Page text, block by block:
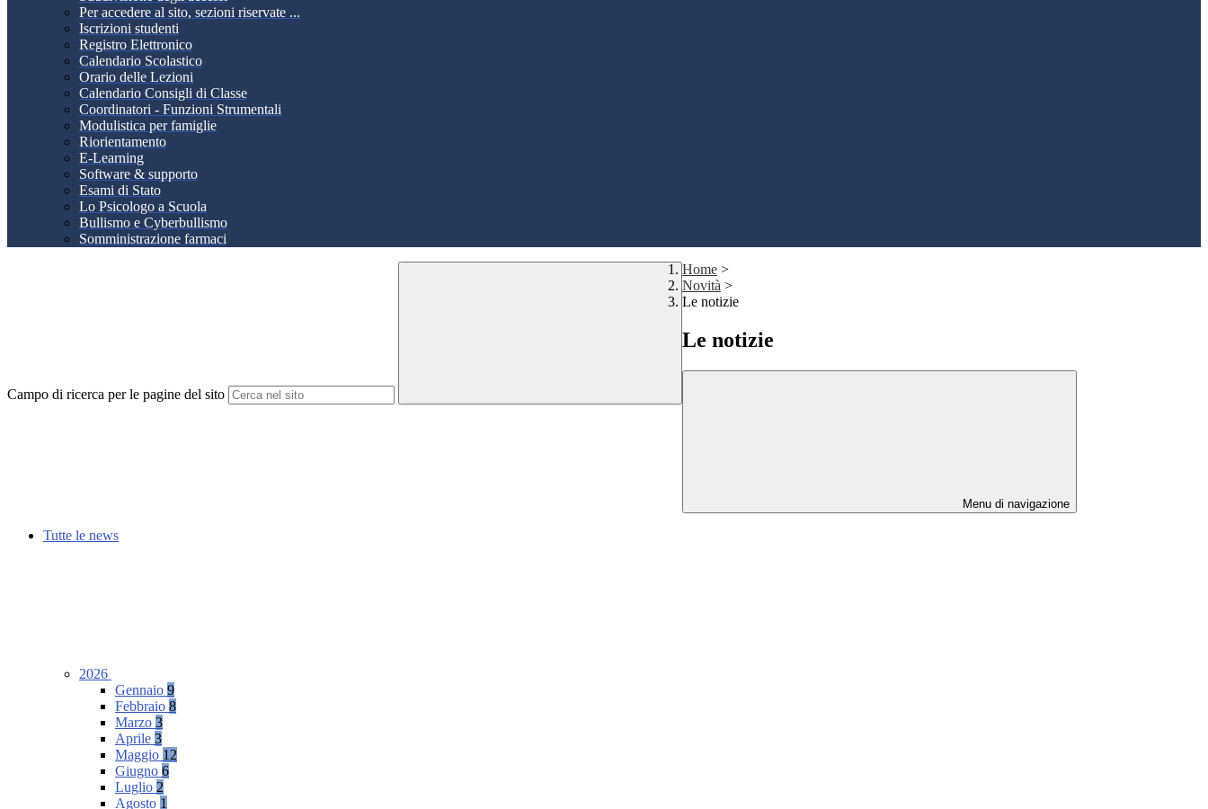
Per accedere al sito, sezioni riservate ...
Iscrizioni studenti
Registro Elettronico
Calendario Scolastico
Orario delle Lezioni
Calendario Consigli di Classe
Coordinatori - Funzioni Strumentali
Modulistica per famiglie
Riorientamento
E-Learning
Software & supporto
Esami di Stato
Lo Psicologo a Scuola
Bullismo e Cyberbullismo
Somministrazione farmaci
Campo di ricerca per le pagine del sito
Home >
Novità >
Le notizie
Le notizie
Menu di navigazione
Tutte le news
2026
Gennaio 9
Febbraio 8
Marzo 3
Aprile 3
Maggio 12
Giugno 6
Luglio 2
Agosto 1